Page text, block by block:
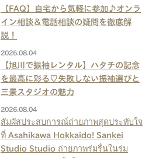
【FAQ】自宅から気軽に参加♪オンラ
イン相談＆電話相談の疑問を徹底解
説！
2026.08.04
【旭川で振袖レンタル】ハタチの記念
を最高に彩る♡失敗しない振袖選びと
三景スタジオの魅力
2026.08.04
สัมผัสประสบการณ์ถ่ายภาพสุดประทับใจ
ที่ Asahikawa Hokkaido! Sankei
Studio Studio ถ่ายภาพร่มรื่นในร่ม